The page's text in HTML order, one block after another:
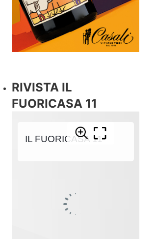
RIVISTA IL
FUORICASA 11